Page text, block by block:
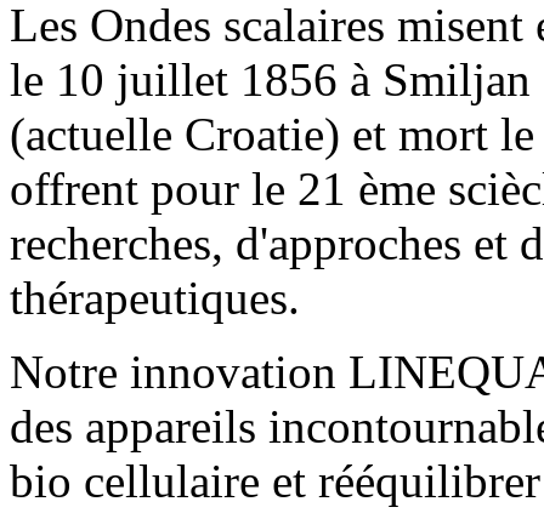
Les Ondes scalaires
le 10 juillet 1856 à
(actuelle Croatie) et mort
offrent pour le 21 ème
recherches, d'approches et
thérapeutiques.
Notre innovation
des appareils
bio cellulaire et